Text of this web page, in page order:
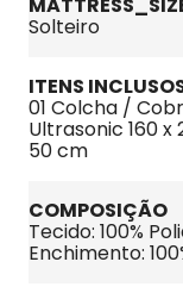
Solteiro
ITENS
01 Colcha /
Ultrasonic 160
50 cm
COMPOSIÇÃO
Tecido: 100%
Enchimento: